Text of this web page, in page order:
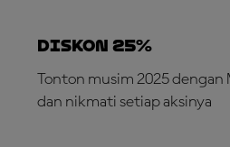
DISKON 25%
Tonton musim 2025 dengan
dan nikmati setiap aksinya